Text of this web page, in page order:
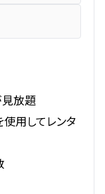
放題
使用してレンタ